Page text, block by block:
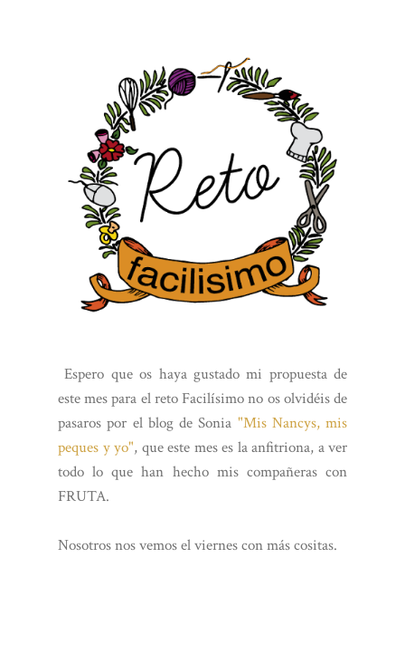
Espero que os haya gustado mi propuesta de
este mes para el reto Facilísimo no os olvidéis de
pasaros por el blog de Sonia "Mis Nancys, mis
peques y yo", que este mes es la anfitriona, a ver
todo lo que han hecho mis compañeras con
FRUTA.
Nosotros nos vemos el viernes con más cositas.